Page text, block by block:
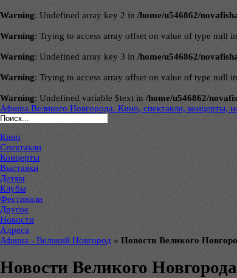
Warning: Undefined array key 2 in /home/u546862/
Warning: Trying to access array offset on value of type null in
Warning: Undefined array key 3 in /home/u546862/
Warning: Trying to access array offset on value of type null in
Warning: Undefined variable $text in /home/u546862/
Афиша Великого Новгорода. Кино, спектакли, концерты,
Кино
Спектакли
Концерты
Выставки
Детям
Клубы
Фестивали
Другое
Новости
Адреса
Афиша - Великий Новгород » Новости Великого
Новости Великого Новгорода